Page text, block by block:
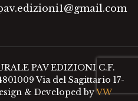
PAV EDIZIONI C.F.
Via del Sagittario 17-
& Developed byVW